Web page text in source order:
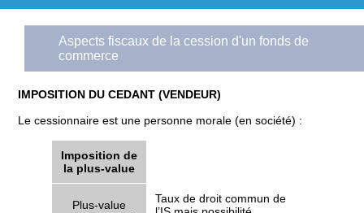
Aspects fiscaux de la cession d'un fonds de
commerce
IMPOSITION DU CEDANT (VENDEUR)
Le cessionnaire est une personne morale (en société) :
Imposition de
la plus-value
Plus-value
Taux de droit commun de